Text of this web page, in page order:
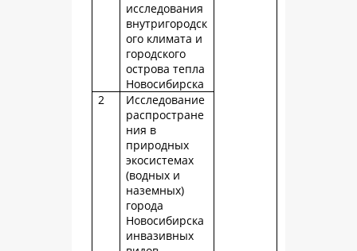
исследования
внутригородск
ого климата и
городского
острова тепла
Новосибирска
2
Исследование
распростране
ния в
природных
экосистемах
(водных и
наземных)
города
Новосибирска
инвазивных